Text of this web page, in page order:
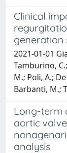
Clinical
generation
2021-01-01
Tamburino,
M.; Poli, A.;
Barbanti, M.;
Long-term
aortic
analysis